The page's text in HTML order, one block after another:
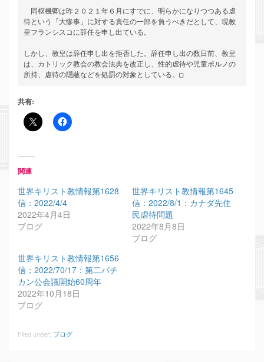
同枢機卿は昨２０２１年６月にすでに、明らかになりつつある虐
待という「大惨事」に対する責任の一部を負うべきだとして、現教
皇フランシスコに辞任を申し出ている。
しかし、教皇は辞任申し出を拒否した。辞任申し出の数日前、教皇
は、カトリック教会の教会法典を改正し、性的虐待や児童ポルノの
所持、虐待の隠蔽などを処罰の対象としている。□
共有:
関連
世界キリスト教情報第1628
信：2022/4/4
2022年4月4日
ブログ
世界キリスト教情報第1645
信：2022/8/1：カナダ先住
民虐待問題
2022年8月8日
ブログ
世界キリスト教情報第1656
信；2022/70/17：第二バチ
カン公会議開始60周年
2022年10月18日
ブログ
Filed under: ブログ